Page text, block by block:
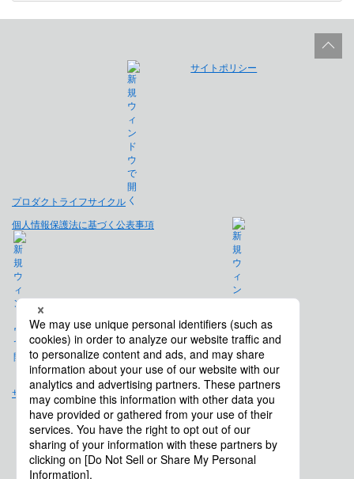
プロダクトライフサイクル
サイトポリシー
個人情報保護法に基づく公表事項
免責事項
サイトマップ